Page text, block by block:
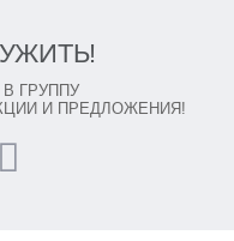
ГРУППУ
И ПРЕДЛОЖЕНИЯ!